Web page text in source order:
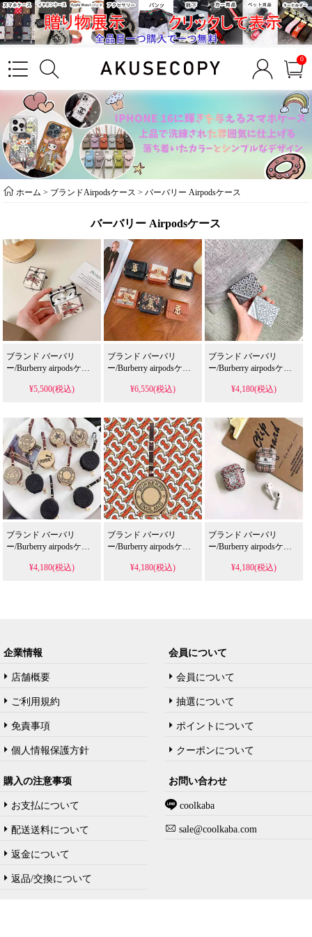
0
ホーム > ブランドAirpodsケース >バーバリー Airpodsケース
バーバリー Airpodsケース
ブランド バーバリ
ー/Burberry airpodsケー
¥5,500(税込)
ブランド バーバリ
ー/Burberry airpodsケー
¥6,550(税込)
ブランド バーバリ
ー/Burberry airpodsケー
¥4,180(税込)
ブランド バーバリ
ー/Burberry airpodsケー
¥4,180(税込)
ブランド バーバリ
ー/Burberry airpodsケー
¥4,180(税込)
ブランド バーバリ
ー/Burberry airpodsケー
¥4,180(税込)
企業情報
店舗概要
ご利用規約
免責事項
個人情報保護方針
会員について
会員について
抽選について
ポイントについて
クーポンについて
購入の注意事项
お支払について
配送送料について
返金について
返品/交換について
お問い合わせ
coolkaba
sale@coolkaba.com